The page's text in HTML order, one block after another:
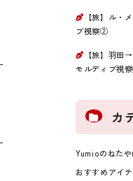
【旅】ル・
ブ視察②
【旅】羽田
モルディブ視
カ
Yumioのねた
おすすめアイ